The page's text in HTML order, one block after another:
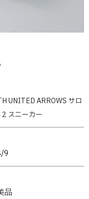
UNITED ARROWS サロ
スニーカー
9
品